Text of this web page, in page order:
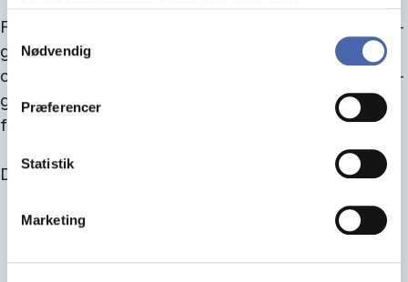
markedsføring. Du bestemmer selv - og kan altid trække
Samtykkevalg
Nødvendig
Præferencer
Statistik
Marketing
Fra september kan du del­tage i in­fo­mø­der om op­ta­
gel­se, hvor vi gu­i­der dig igen­nem an­søg­nings­pro­
ces­sen, og for­tæl­ler om kvo­te 1 og 2, sprog- og ad­
gangs­krav, og hvordan du forbedrer dine chancer
for at blive optaget.
Du kan finde alle events her i slutningen af august.